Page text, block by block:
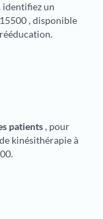
identifiez un
, disponible
patients, pour
kinésithérapie à